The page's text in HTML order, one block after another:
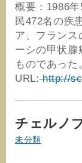
概要：1986
民472名の疾
ア、フラン
ーシの甲状
ものであった
URL:http://
チェルノ
未分類